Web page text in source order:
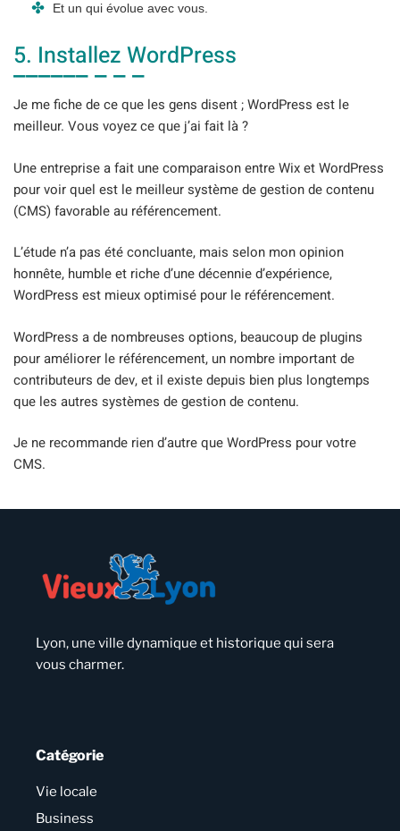
Et un qui évolue avec vous.
5. Installez WordPress
Je me fiche de ce que les gens disent ; WordPress est le
meilleur. Vous voyez ce que j’ai fait là ?
Une entreprise a fait une comparaison entre Wix et WordPress
pour voir quel est le meilleur système de gestion de contenu
(CMS) favorable au référencement.
L’étude n’a pas été concluante, mais selon mon opinion
honnête, humble et riche d’une décennie d’expérience,
WordPress est mieux optimisé pour le référencement.
WordPress a de nombreuses options, beaucoup de plugins
pour améliorer le référencement, un nombre important de
contributeurs de dev, et il existe depuis bien plus longtemps
que les autres systèmes de gestion de contenu.
Je ne recommande rien d’autre que WordPress pour votre
CMS.
Lyon, une ville dynamique et historique qui sera
vous charmer.
Catégorie
Vie locale
Business